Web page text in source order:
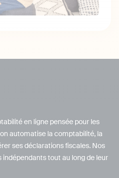
en ligne pensée pour les
automatise la comptabilité, la
ses déclarations fiscales. Nos
tout au long de leur